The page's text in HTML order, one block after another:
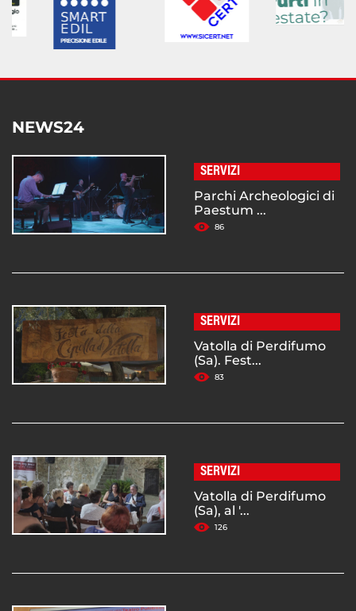
NEWS24
SERVIZI
Parchi Archeologici di
Paestum ...
86
SERVIZI
Vatolla di Perdifumo
(Sa). Fest...
83
SERVIZI
Vatolla di Perdifumo
(Sa), al '...
126